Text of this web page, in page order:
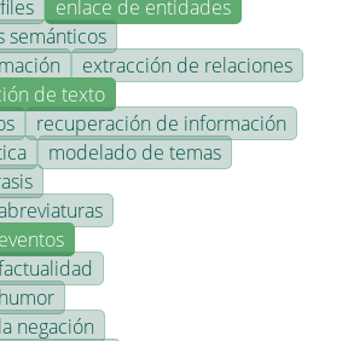
enlace de entidades
semánticos
extracción de relaciones
de texto
recuperación de información
modelado de temas
negación